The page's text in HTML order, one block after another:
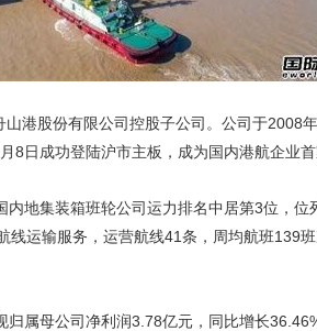
港股份有限公司控股子公司。公司于2008
日成功登陆沪市主板，成为国内港航企业首
地集装箱班轮公司运力排名中居第3位，
运输服务，运营航线41条，周均航班139
属母公司净利润3.78亿元，同比增长